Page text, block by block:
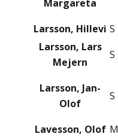
Margareta
Larsson, Hillevi S
Larsson, Lars
Mejern
S
Larsson, Jan-
Olof
S
Lavesson, Olof M